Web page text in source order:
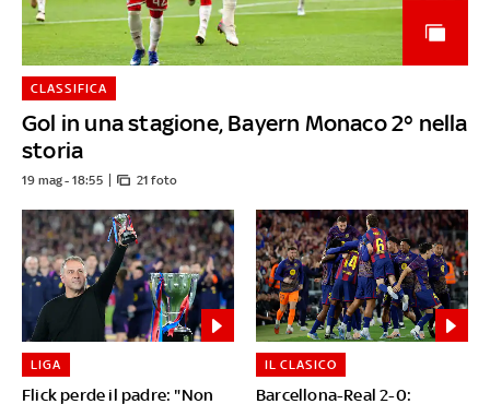
Gol in una stagione, Bayern Monaco 2° nella
storia
CLASSIFICA
19 mag - 18:55 21 foto
Flick perde il padre: "Non
LIGA
Barcellona-Real 2-0:
IL CLASICO